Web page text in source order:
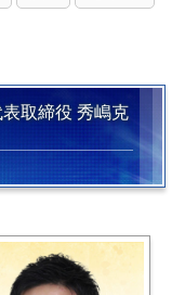
表取締役 秀嶋克